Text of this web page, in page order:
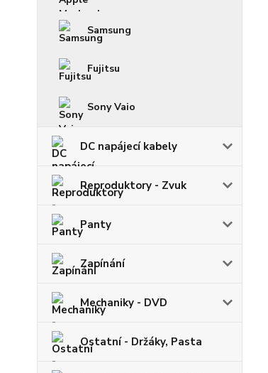
Samsung
Fujitsu
Sony Vaio
DC napájecí kabely
Reproduktory - Zvuk
Panty
Zapínání
Mechaniky - DVD
Ostatní - Držáky, Pasta